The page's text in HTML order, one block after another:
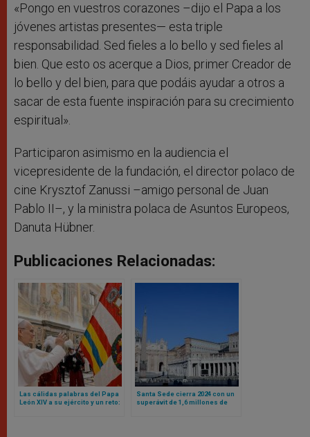
«Pongo en vuestros corazones –dijo el Papa a los
jóvenes artistas presentes— esta triple
responsabilidad. Sed fieles a lo bello y sed fieles al
bien. Que esto os acerque a Dios, primer Creador de
lo bello y del bien, para que podáis ayudar a otros a
sacar de esta fuente inspiración para su crecimiento
espiritual».
Participaron asimismo en la audiencia el
vicepresidente de la fundación, el director polaco de
cine Krysztof Zanussi –amigo personal de Juan
Pablo II–, y la ministra polaca de Asuntos Europeos,
Danuta Hübner.
Publicaciones Relacionadas:
Las cálidas palabras del Papa
León XIV a su ejército y un reto:
Santa Sede cierra 2024 con un
superávit de 1,6 millones de